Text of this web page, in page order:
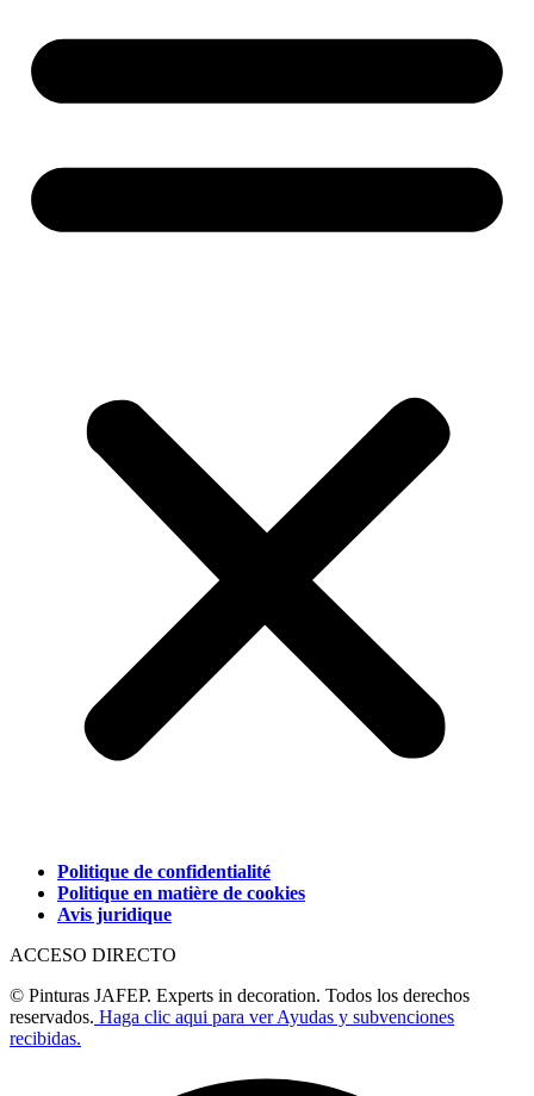
Politique de confidentialité
Politique en matière de cookies
Avis juridique
ACCESO DIRECTO
© Pinturas JAFEP. Experts in decoration. Todos los derechos
reservados. Haga clic aqui para ver Ayudas y subvenciones
recibidas.